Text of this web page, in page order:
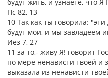
будут жить, и узнаете, что Я
Пс 82, 13
10 Так как ты говорила:
будут мои, и мы завладеем
Иез 7, 27
11 за то,- живу Я! говорит
по мере ненависти твоей и
выказала из ненависти